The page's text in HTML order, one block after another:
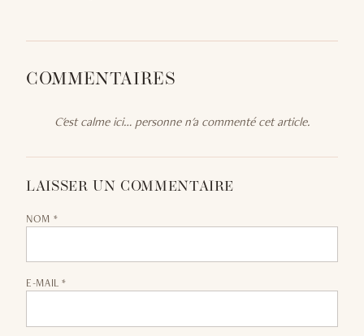
COMMENTAIRES
C'est calme ici… personne n'a commenté cet article.
LAISSER UN COMMENTAIRE
NOM *
E-MAIL *